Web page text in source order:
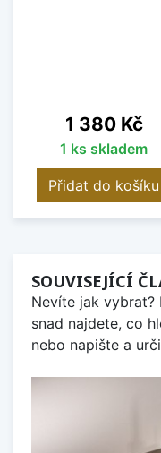
Cena
1 380 Kč
1 ks skladem
Přidat do košíku
SOUVISEJÍCÍ
Nevíte jak vybrat?
snad najdete, co
nebo napište a